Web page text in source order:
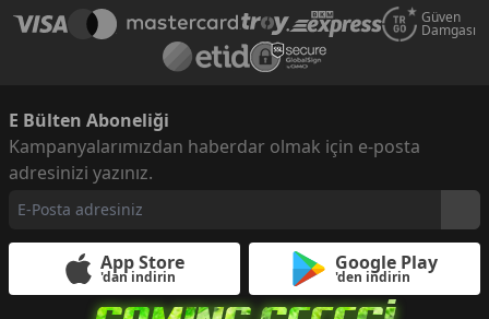
Güven
Damgası
E Bülten Aboneliği
Kampanyalarımızdan haberdar olmak için e-posta
adresinizi yazınız.
App Store
'dan indirin
Google Play
'den indirin